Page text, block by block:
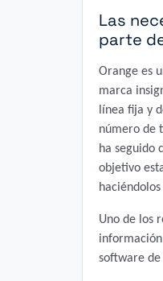
Las
parte
Orange es
marca
línea fija y
número de
ha seguido
objetivo
Uno de los
software